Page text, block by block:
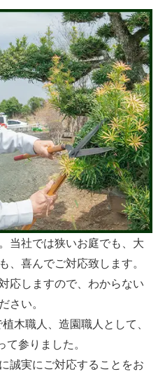
当社では狭いお庭でも、大
、喜んでご対応致します。
応しますので、わからない
さい。
木職人、造園職人として、
参りました。
誠実にご対応することをお